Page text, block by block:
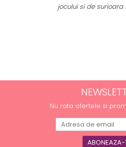
jocului si de surioara
Nu rata ofertele si